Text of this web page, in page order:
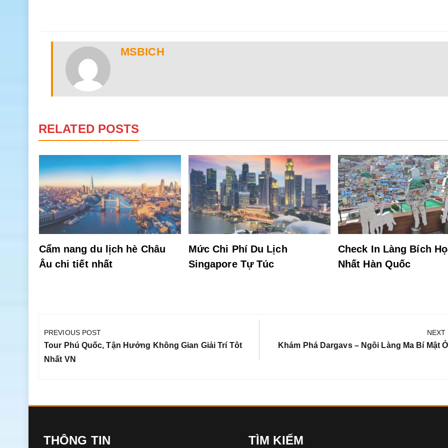
MSBICH
RELATED POSTS
Cẩm nang du lịch hè Châu
Âu chi tiết nhất
Mức Chi Phí Du Lịch
Singapore Tự Túc
Check In Làng Bích
Nhất Hàn Quốc
hướng
bài
viết
PREVIOUS POST
Previous
Post:
Tour Phú Quốc, Tận Hưởng Không Gian Giải Trí Tôt
Nhất VN
NEXT
Next
Khám Phá Dargavs – Ngôi Làng Ma Bí Mật
THÔNG TIN TÌM KIẾM